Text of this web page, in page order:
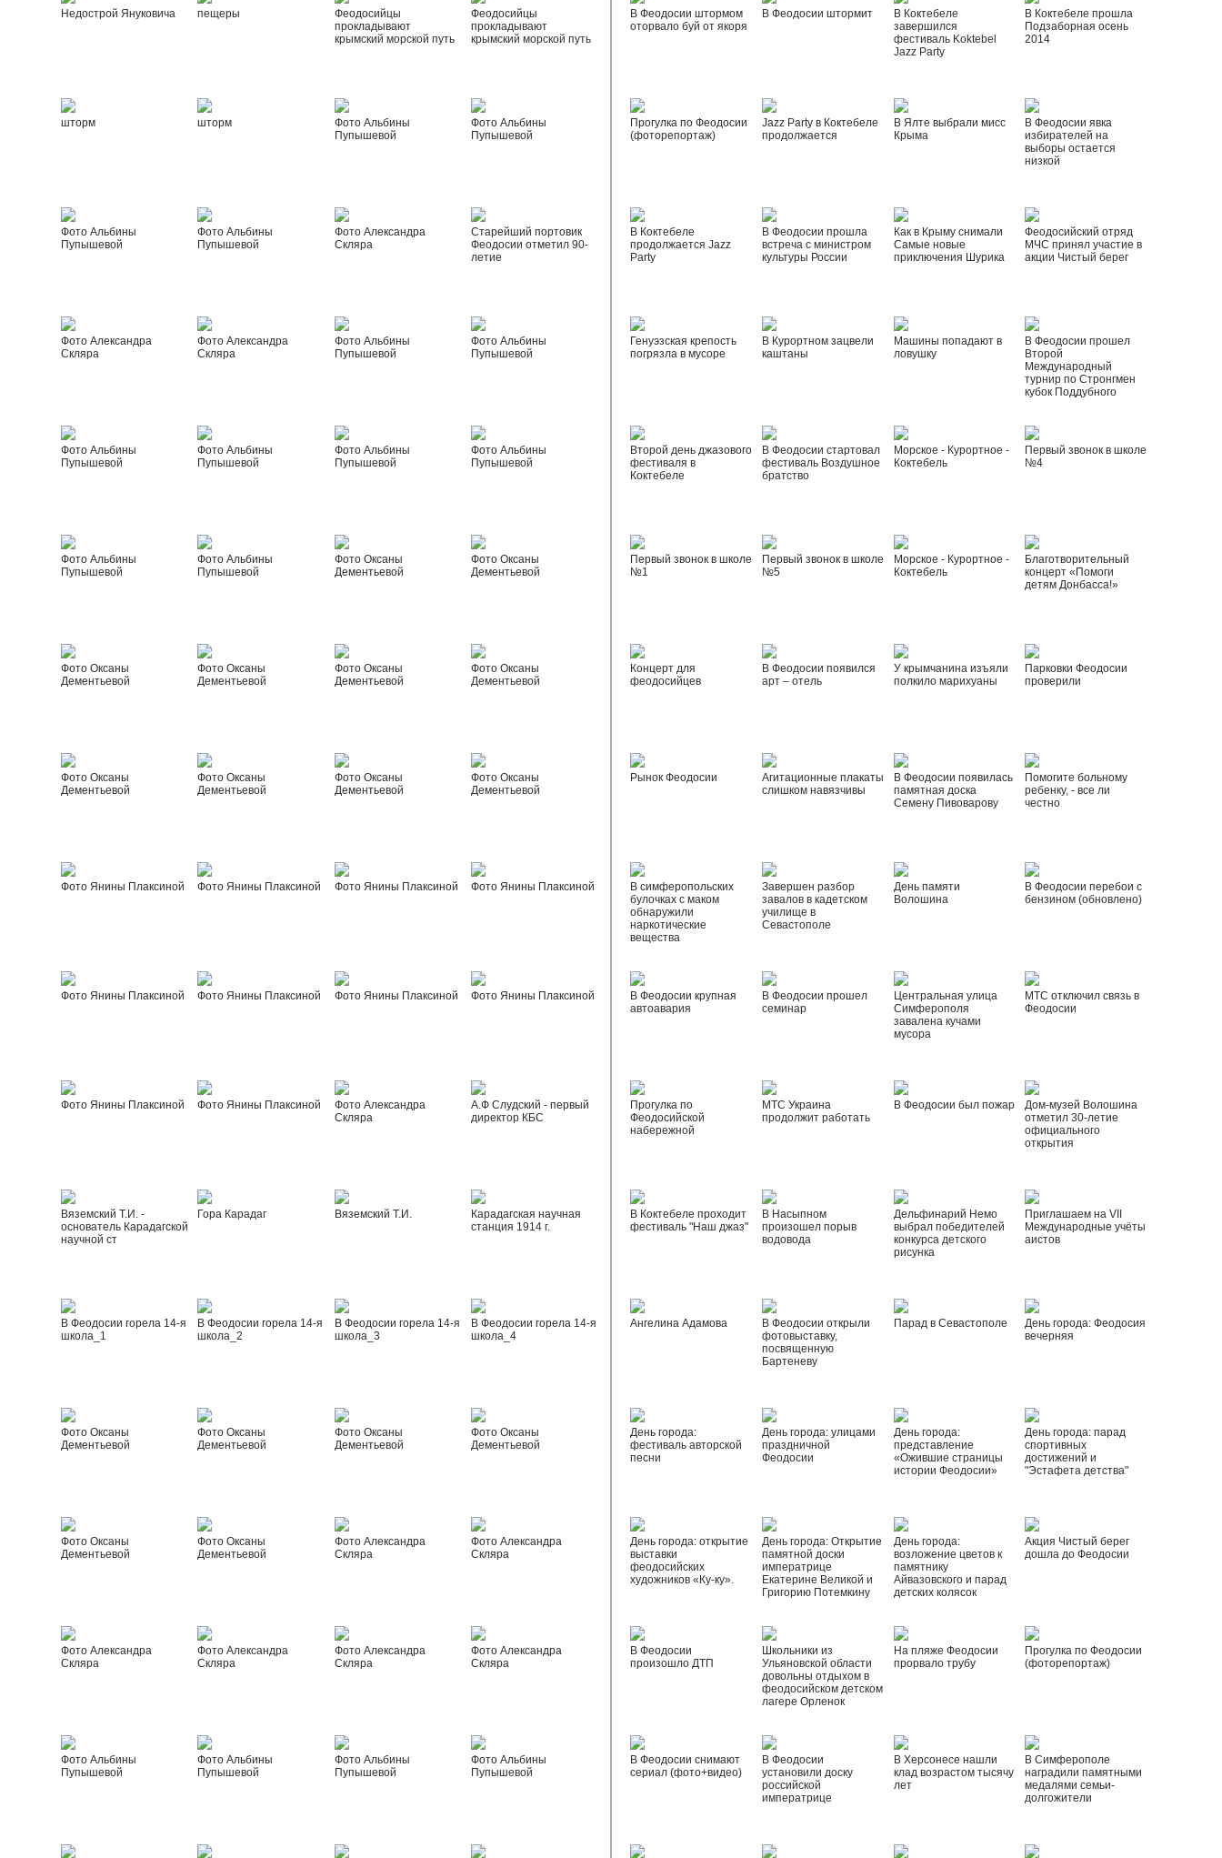
Недострой Януковича пещеры
Феодосийцы
прокладывают
крымский морской путь
Феодосийцы
прокладывают
крымский морской путь
шторм шторм
Фото Альбины
Пупышевой
Фото Альбины
Пупышевой
Фото Альбины
Пупышевой
Фото Альбины
Пупышевой
Фото Александра
Скляра
Старейший портовик
Феодосии отметил 90-
летие
Фото Александра
Скляра
Фото Александра
Скляра
Фото Альбины
Пупышевой
Фото Альбины
Пупышевой
Фото Альбины
Пупышевой
Фото Альбины
Пупышевой
Фото Альбины
Пупышевой
Фото Альбины
Пупышевой
Фото Альбины
Пупышевой
Фото Альбины
Пупышевой
Фото Оксаны
Дементьевой
Фото Оксаны
Дементьевой
Фото Оксаны
Дементьевой
Фото Оксаны
Дементьевой
Фото Оксаны
Дементьевой
Фото Оксаны
Дементьевой
Фото Оксаны
Дементьевой
Фото Оксаны
Дементьевой
Фото Оксаны
Дементьевой
Фото Оксаны
Дементьевой
Фото Янины Плаксиной Фото Янины Плаксиной Фото Янины Плаксиной Фото Янины Плаксиной
Фото Янины Плаксиной Фото Янины Плаксиной Фото Янины Плаксиной Фото Янины Плаксиной
Фото Янины Плаксиной Фото Янины Плаксиной
Фото Александра
Скляра
А.Ф Слудский - первый
директор КБС
Вяземский Т.И. -
основатель Карадагской
научной ст
Гора Карадаг Вяземский Т.И.
Карадагская научная
станция 1914 г.
В Феодосии горела 14-я
школа_1
В Феодосии горела 14-я
школа_2
В Феодосии горела 14-я
школа_3
В Феодосии горела 14-я
школа_4
Фото Оксаны
Дементьевой
Фото Оксаны
Дементьевой
Фото Оксаны
Дементьевой
Фото Оксаны
Дементьевой
Фото Оксаны
Дементьевой
Фото Оксаны
Дементьевой
Фото Александра
Скляра
Фото Александра
Скляра
Фото Александра
Скляра
Фото Александра
Скляра
Фото Александра
Скляра
Фото Александра
Скляра
Фото Альбины
Пупышевой
Фото Альбины
Пупышевой
Фото Альбины
Пупышевой
Фото Альбины
Пупышевой
В Феодосии штормом
оторвало буй от якоря
В Феодосии штормит
В Коктебеле
завершился
фестиваль Koktebel
Jazz Party
В Коктебеле прошла
Подзаборная осень
2014
Прогулка по Феодосии
(фоторепортаж)
Jazz Party в Коктебеле
продолжается
В Ялте выбрали мисс
Крыма
В Феодосии явка
избирателей на
выборы остается
низкой
В Коктебеле
продолжается Jazz
Party
В Феодосии прошла
встреча с министром
культуры России
Как в Крыму снимали
Самые новые
приключения Шурика
Феодосийский отряд
МЧС принял участие в
акции Чистый берег
Генуэзская крепость
погрязла в мусоре
В Курортном зацвели
каштаны
Машины попадают в
ловушку
В Феодосии прошел
Второй
Международный
турнир по Стронгмен
кубок Поддубного
Второй день джазового
фестиваля в
Коктебеле
В Феодосии стартовал
фестиваль Воздушное
братство
Морское - Курортное -
Коктебель
Первый звонок в школе
№4
Первый звонок в школе
№1
Первый звонок в школе
№5
Морское - Курортное -
Коктебель
Благотворительный
концерт «Помоги
детям Донбасса!»
Концерт для
феодосийцев
В Феодосии появился
арт – отель
У крымчанина изъяли
полкило марихуаны
Парковки Феодосии
проверили
Рынок Феодосии
Агитационные плакаты
слишком навязчивы
В Феодосии появилась
памятная доска
Семену Пивоварову
Помогите больному
ребенку, - все ли
честно
В симферопольских
булочках с маком
обнаружили
наркотические
вещества
Завершен разбор
завалов в кадетском
училище в
Севастополе
День памяти
Волошина
В Феодосии перебои с
бензином (обновлено)
В Феодосии крупная
автоавария
В Феодосии прошел
семинар
Центральная улица
Симферополя
завалена кучами
мусора
МТС отключил связь в
Феодосии
Прогулка по
Феодосийской
набережной
МТС Украина
продолжит работать
В Феодосии был пожар
Дом-музей Волошина
отметил 30-летие
официального
открытия
В Коктебеле проходит
фестиваль "Наш джаз"
В Насыпном
произошел порыв
водовода
Дельфинарий Немо
выбрал победителей
конкурса детского
рисунка
Приглашаем на VII
Международные учёты
аистов
Ангелина Адамова
В Феодосии открыли
фотовыставку,
посвященную
Бартеневу
Парад в Севастополе
День города: Феодосия
вечерняя
День города:
фестиваль авторской
песни
День города: улицами
праздничной
Феодосии
День города:
представление
«Ожившие страницы
истории Феодосии»
День города: парад
спортивных
достижений и
"Эстафета детства"
День города: открытие
выставки
феодосийских
художников «Ку-ку».
День города: Открытие
памятной доски
императрице
Екатерине Великой и
Григорию Потемкину
День города:
возложение цветов к
памятнику
Айвазовского и парад
детских колясок
Акция Чистый берег
дошла до Феодосии
В Феодосии
произошло ДТП
Школьники из
Ульяновской области
довольны отдыхом в
феодосийском детском
лагере Орленок
На пляже Феодосии
прорвало трубу
Прогулка по Феодосии
(фоторепортаж)
В Феодосии снимают
сериал (фото+видео)
В Феодосии
установили доску
российской
императрице
В Херсонесе нашли
клад возрастом тысячу
лет
В Симферополе
наградили памятными
медалями семьи-
долгожители